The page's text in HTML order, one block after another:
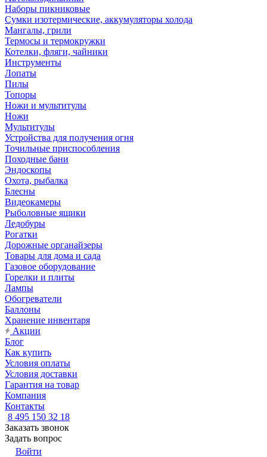
Наборы пикниковые
Сумки изотермические, аккумуляторы холода
Мангалы, грили
Термосы и термокружки
Котелки, фляги, чайники
Инструменты
Лопаты
Пилы
Топоры
Ножи и мультитулы
Ножи
Мультитулы
Устройства для получения огня
Точильные приспособления
Походные бани
Эндоскопы
Охота, рыбалка
Блесны
Видеокамеры
Рыболовные ящики
Ледобуры
Рогатки
Дорожные органайзеры
Товары для дома и сада
Газовое оборудование
Горелки и плиты
Лампы
Обогреватели
Баллоны
Хранение инвентаря
Акции
Блог
Как купить
Условия оплаты
Условия доставки
Гарантия на товар
Компания
Контакты
8 495 150 32 18
Заказать звонок
Задать вопрос
Войти